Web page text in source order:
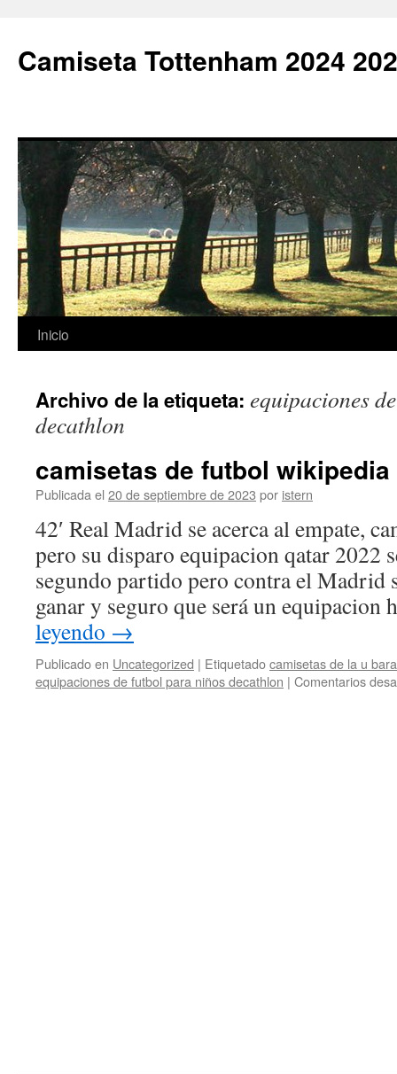
Camiseta Tottenham 2024
Saltar
contenido
Inicio
Archivo de la etiqueta: equipaciones
decathlon
camisetas de futbol wikipedia
Publicada el 20 de septiembre de 2023 por istern
42′ Real Madrid se acerca al empate,
pero su disparo equipacion qatar 2022
segundo partido pero contra el Madrid
ganar y seguro que será un
leyendo →
Publicado en Uncategorized | Etiquetadocamisetas de la u
equipaciones de futbol para niños decathlon | Comentarios